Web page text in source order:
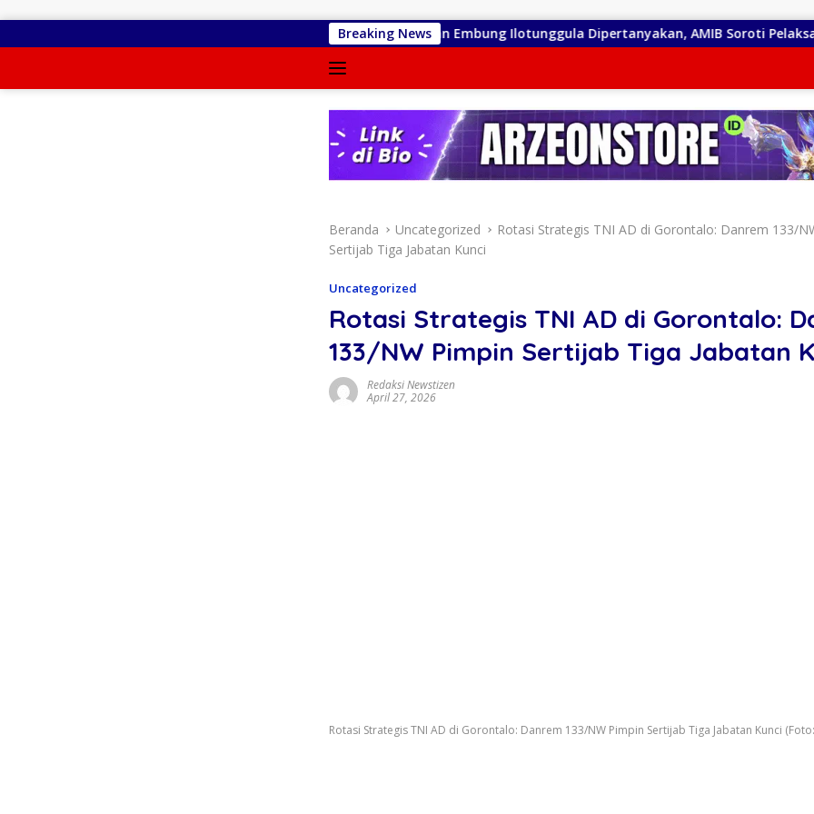
Breaking News
Jejak Anggaran Embung Ilotunggula Dipertanyakan, AMIB Soroti Pelaksana hingga
Beranda Uncategorized
Rotasi Strategis TNI AD di Gorontalo: Danrem 133/
Sertijab Tiga Jabatan Kunci
Uncategorized
Rotasi Strategis TNI AD di Gorontalo:
133/NW Pimpin Sertijab Tiga Jabatan
Redaksi Newstizen
April 27, 2026
Rotasi Strategis TNI AD di Gorontalo: Danrem 133/NW Pimpin Sertijab Tiga Jabatan Kunci